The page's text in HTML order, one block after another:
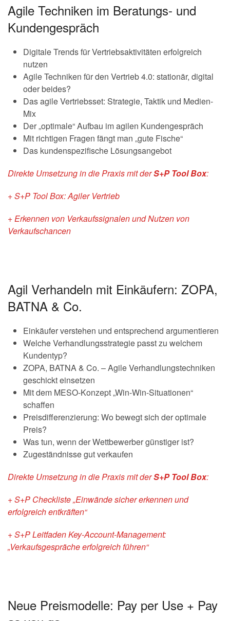
Agile Techniken im Beratungs- und
Kundengespräch
Digitale Trends für Vertriebsaktivitäten erfolgreich
nutzen
Agile Techniken für den Vertrieb 4.0: stationär, digital
oder beides?
Das agile Vertriebsset: Strategie, Taktik und Medien-
Mix
Der „optimale“ Aufbau im agilen Kundengespräch
Mit richtigen Fragen fängt man „gute Fische“
Das kundenspezifische Lösungsangebot
Direkte Umsetzung in die Praxis mit derS+P Tool Box:
+ S+P Tool Box: Agiler Vertrieb
+ Erkennen von Verkaufssignalen und Nutzen von
Verkaufschancen
Agil Verhandeln mit Einkäufern: ZOPA,
BATNA & Co.
Einkäufer verstehen und entsprechend argumentieren
Welche Verhandlungsstrategie passt zu welchem
Kundentyp?
ZOPA, BATNA & Co. – Agile Verhandlungstechniken
geschickt einsetzen
Mit dem MESO-Konzept „Win-Win-Situationen“
schaffen
Preisdifferenzierung: Wo bewegt sich der optimale
Preis?
Was tun, wenn der Wettbewerber günstiger ist?
Zugeständnisse gut verkaufen
Direkte Umsetzung in die Praxis mit derS+P Tool Box:
+ S+P Checkliste „Einwände sicher erkennen und
erfolgreich entkräften“
+ S+P Leitfaden Key-Account-Management:
„Verkaufsgespräche erfolgreich führen“
Neue Preismodelle: Pay per Use + Pay